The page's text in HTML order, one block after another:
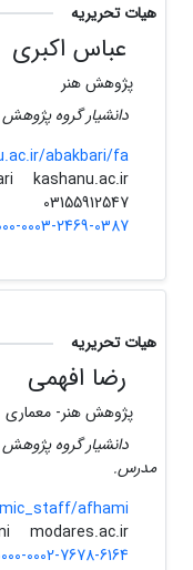
هیات تحریریه
عباس اکبری
پژوهش هنر
دانشیار گروه
abakbari/fa
abbasakbari
kashanu.ac.ir
03155912547
0003-2469-0387
هیات تحریریه
رضا افهمی
پژوهش هنر- معماری
دانشیار گروه
مدرس.
afhami
afhami
modares.ac.ir
0002-7678-6164